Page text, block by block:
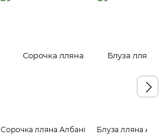
Сорочка лляна Албані
Блуза лляна